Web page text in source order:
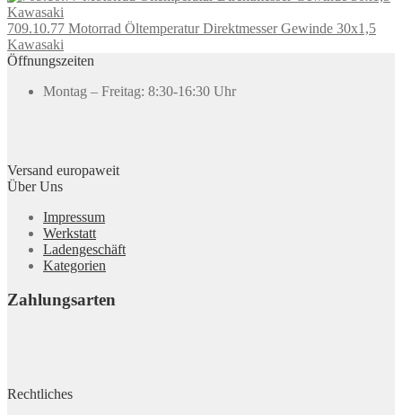
709.10.77 Motorrad Öltemperatur Direktmesser Gewinde 30x1,5
Kawasaki
Öffnungszeiten
Montag – Freitag: 8:30-16:30 Uhr
Versand europaweit
Über Uns
Impressum
Werkstatt
Ladengeschäft
Kategorien
Zahlungsarten
Rechtliches